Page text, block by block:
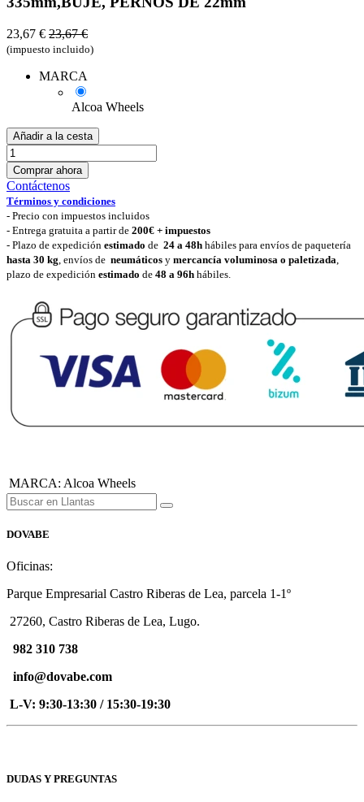
23,67 € 23,67€
(impuesto incluido)
MARCA
Alcoa Wheels
Añadir a la cesta
Comprar ahora
Contáctenos
Términos y condiciones
- Precio con impuestos incluidos
- Entrega gratuita a partir de 200€ + impuestos
- Plazo de expedición estimado de 24 a 48h hábiles para envíos de paquetería
hasta 30 kg, envíos de neumáticos y mercancía voluminosa o paletizada,
plazo de expedición estimado de 48 a 96h hábiles.
MARCA: Alcoa Wheels
DOVABE
Oficinas:
Parque Empresarial Castro Riberas de Lea, parcela 1-1º
27260, Castro Riberas de Lea, Lugo.
982 310 738
info@dovabe.com
L-V: 9:30-13:30 / 15:30-19:30
DUDAS Y PREGUNTAS